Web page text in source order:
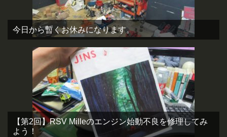
今日から暫くお休みになります。
【第2回】RSV Milleのエンジン始動不良を修理してみ
よう！